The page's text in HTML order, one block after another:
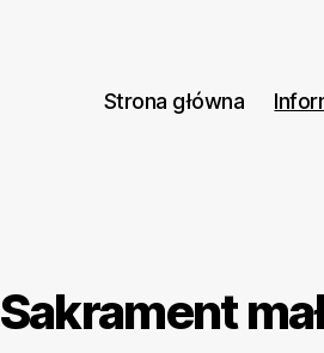
Strona główna
Sakrament